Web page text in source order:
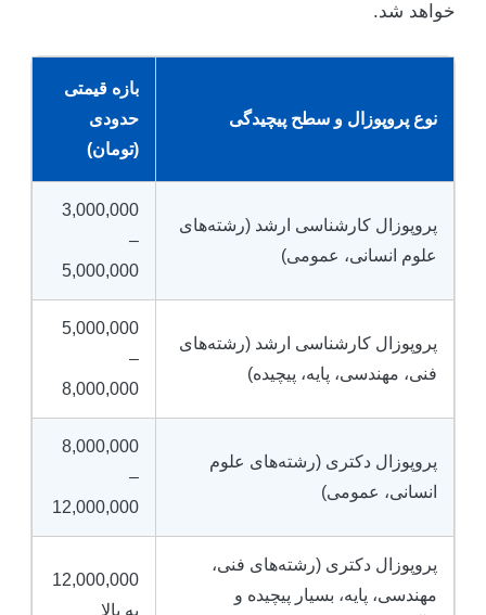
خواهد شد.
نوع پروپوزال و سطح پیچیدگی
بازه قیمتی
حدودی
(تومان)
پروپوزال کارشناسی ارشد (رشته‌های
علوم انسانی، عمومی)
3,000,000
–
5,000,000
پروپوزال کارشناسی ارشد (رشته‌های
فنی، مهندسی، پایه، پیچیده)
5,000,000
–
8,000,000
پروپوزال دکتری (رشته‌های علوم
انسانی، عمومی)
8,000,000
–
12,000,000
پروپوزال دکتری (رشته‌های فنی،
مهندسی، پایه، بسیار پیچیده و
12,000,000
به بالا